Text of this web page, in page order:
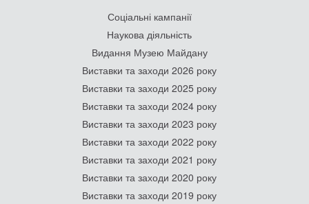
Соціальні кампанії
Наукова діяльність
Видання Музею Майдану
Виставки та заходи 2026 року
Виставки та заходи 2025 року
Виставки та заходи 2024 року
Виставки та заходи 2023 року
Виставки та заходи 2022 року
Виставки та заходи 2021 року
Виставки та заходи 2020 року
Виставки та заходи 2019 року